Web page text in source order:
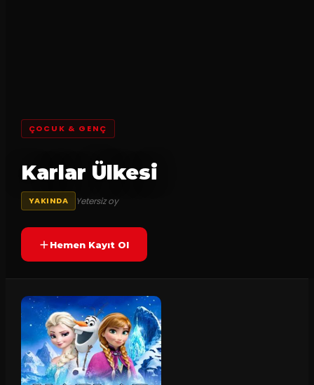
ÇOCUK & GENÇ
Karlar Ülkesi
YAKINDA Yetersiz oy
Hemen Kayıt Ol